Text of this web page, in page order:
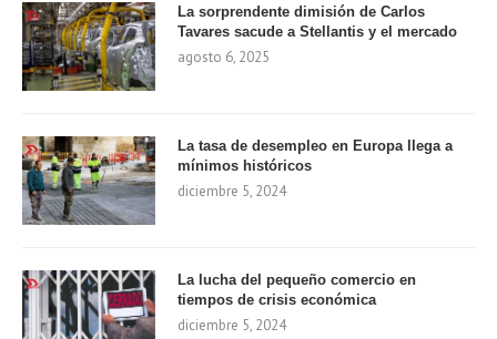
La sorprendente dimisión de Carlos
Tavares sacude a Stellantis y el mercado
agosto 6, 2025
La tasa de desempleo en Europa llega a
mínimos históricos
diciembre 5, 2024
La lucha del pequeño comercio en
tiempos de crisis económica
diciembre 5, 2024